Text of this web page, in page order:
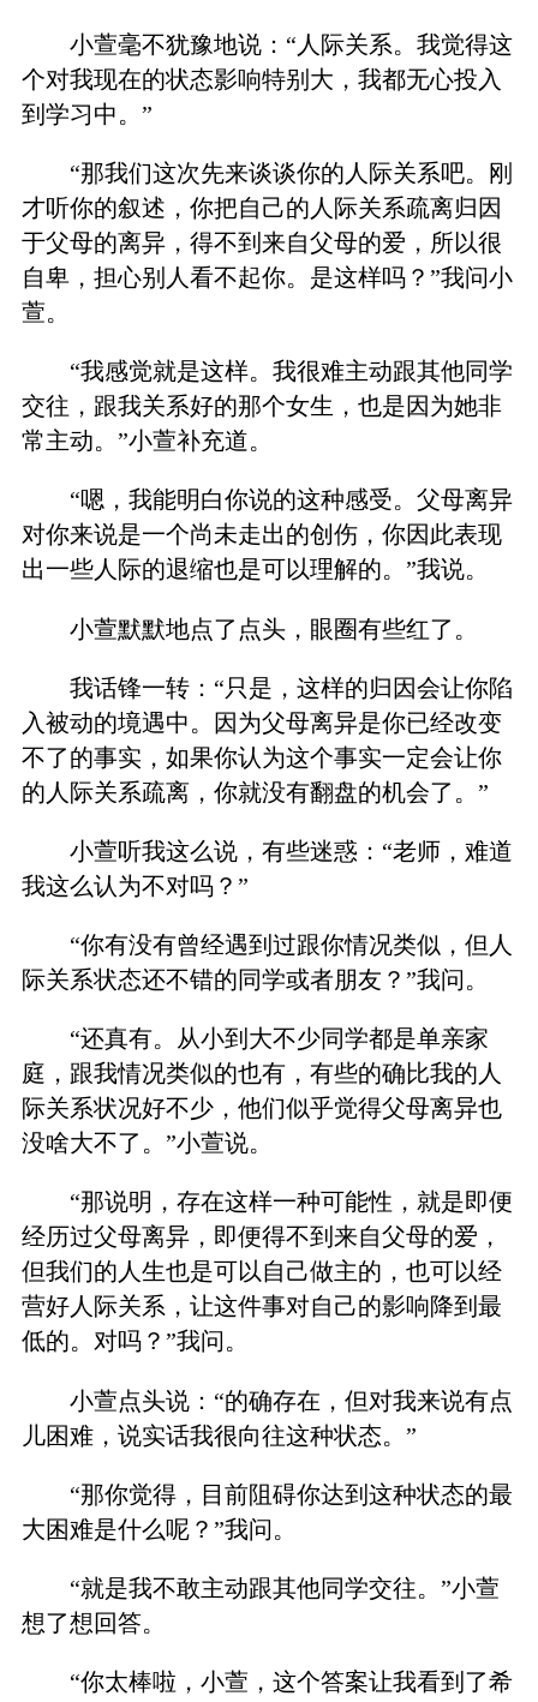
小萱毫不犹豫地说：“人际关系。我觉得这
个对我现在的状态影响特别大，我都无心投入
到学习中。”
“那我们这次先来谈谈你的人际关系吧。刚
才听你的叙述，你把自己的人际关系疏离归因
于父母的离异，得不到来自父母的爱，所以很
自卑，担心别人看不起你。是这样吗？”我问小
萱。
“我感觉就是这样。我很难主动跟其他同学
交往，跟我关系好的那个女生，也是因为她非
常主动。”小萱补充道。
“嗯，我能明白你说的这种感受。父母离异
对你来说是一个尚未走出的创伤，你因此表现
出一些人际的退缩也是可以理解的。”我说。
小萱默默地点了点头，眼圈有些红了。
我话锋一转：“只是，这样的归因会让你陷
入被动的境遇中。因为父母离异是你已经改变
不了的事实，如果你认为这个事实一定会让你
的人际关系疏离，你就没有翻盘的机会了。”
小萱听我这么说，有些迷惑：“老师，难道
我这么认为不对吗？”
“你有没有曾经遇到过跟你情况类似，但人
际关系状态还不错的同学或者朋友？”我问。
“还真有。从小到大不少同学都是单亲家
庭，跟我情况类似的也有，有些的确比我的人
际关系状况好不少，他们似乎觉得父母离异也
没啥大不了。”小萱说。
“那说明，存在这样一种可能性，就是即便
经历过父母离异，即便得不到来自父母的爱，
但我们的人生也是可以自己做主的，也可以经
营好人际关系，让这件事对自己的影响降到最
低的。对吗？”我问。
小萱点头说：“的确存在，但对我来说有点
儿困难，说实话我很向往这种状态。”
“那你觉得，目前阻碍你达到这种状态的最
大困难是什么呢？”我问。
“就是我不敢主动跟其他同学交往。”小萱
想了想回答。
“你太棒啦，小萱，这个答案让我看到了希